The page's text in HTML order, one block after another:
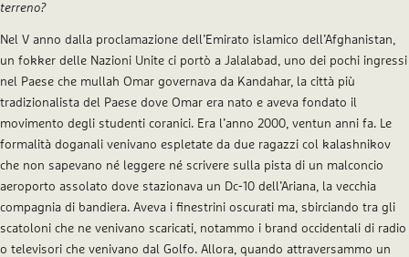
terreno?
Nel V anno dalla proclamazione dell’Emirato islamico dell’Afghanistan,
un fokker delle Nazioni Unite ci portò a Jalalabad, uno dei pochi ingressi
nel Paese che mullah Omar governava da Kandahar, la città più
tradizionalista del Paese dove Omar era nato e aveva fondato il
movimento degli studenti coranici. Era l’anno 2000, ventun anni fa. Le
formalità doganali venivano espletate da due ragazzi col kalashnikov
che non sapevano né leggere né scrivere sulla pista di un malconcio
aeroporto assolato dove stazionava un Dc-10 dell’Ariana, la vecchia
compagnia di bandiera. Aveva i finestrini oscurati ma, sbirciando tra gli
scatoloni che ne venivano scaricati, notammo i brand occidentali di radio
o televisori che venivano dal Golfo. Allora, quando attraversammo un